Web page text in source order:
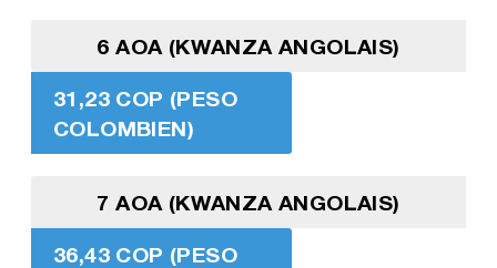
6 AOA (KWANZA ANGOLAIS)
31,23 COP (PESO
COLOMBIEN)
7 AOA (KWANZA ANGOLAIS)
36,43 COP (PESO